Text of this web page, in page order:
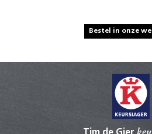
Bestel in onze